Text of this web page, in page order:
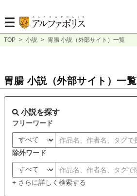
TOP > 小説 > 胃腸 小説（外部サイト）一覧
胃腸 小説（外部サイト）一覧
小説を探す
フリーワード
除外ワード
+ さらに詳しく検索する